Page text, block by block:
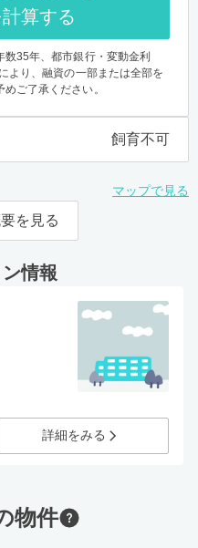
算する
35年、都市銀行・変動金利
より、融資の一部または全部を
ご了承ください。
飼育不可
マップで見る
を見る
情報
詳細をみる
物件